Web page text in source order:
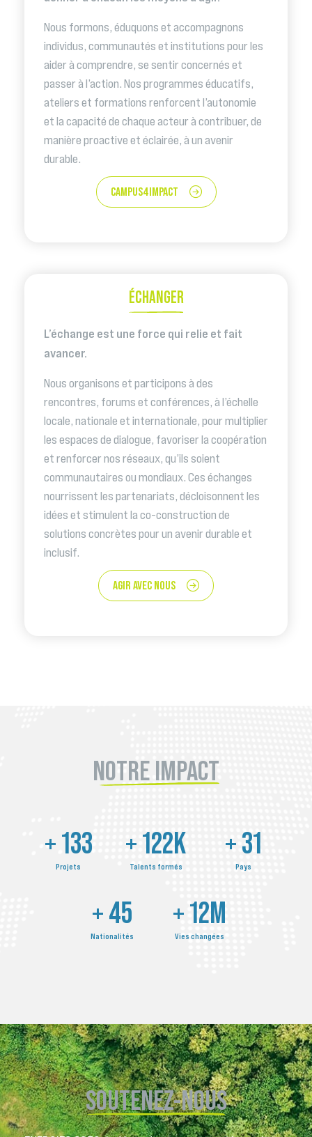
Nous formons, éduquons et accompagnons
individus, communautés et institutions pour les
aider à comprendre, se sentir concernés et
passer à l’action. Nos programmes éducatifs,
ateliers et formations renforcent l’autonomie
et la capacité de chaque acteur à contribuer, de
manière proactive et éclairée, à un avenir
durable.
CAMPUS4IMPACT
ÉCHANGER
L’échange est une force qui relie et fait
avancer.
Nous organisons et participons à des
rencontres, forums et conférences, à l’échelle
locale, nationale et internationale, pour multiplier
les espaces de dialogue, favoriser la coopération
et renforcer nos réseaux, qu’ils soient
communautaires ou mondiaux. Ces échanges
nourrissent les partenariats, décloisonnent les
idées et stimulent la co-construction de
solutions concrètes pour un avenir durable et
inclusif.
AGIR AVEC NOUS
NOTRE IMPACT
+218
Projets
+199K
Talents formés
+51
Pays
+73
Nationalités
+19M
Vies changées
SOUTENEZ-NOUS